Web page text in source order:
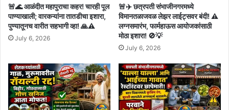
🚨🌊 आळंदीत महापुराचा कहर! चारही पूल
पाण्याखाली; वारकऱ्यांना तातडीचा इशारा,
पुण्यातूनच वारीत सहभागी व्हा! 🙏⚠️
July 6, 2026
🚨✈️ छत्रपती संभाजीनगरमध्ये
विमानतळाजवळ लेझर लाईट्सवर बंदी! ⚠️
लग्नसमारंभ, फार्महाऊस आयोजकांसाठी
मोठा इशारा! 🚫💡
July 6, 2026